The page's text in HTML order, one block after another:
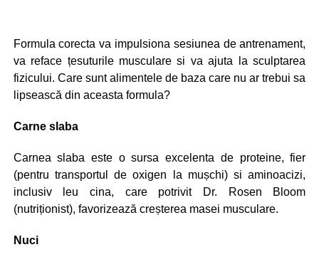
Formula corecta va impulsiona sesiunea de antrenament,
va reface țesuturile musculare si va ajuta la sculptarea
fizicului. Care sunt alimentele de baza care nu ar trebui sa
lipsească din aceasta formula?
Carne slaba
Carnea slaba este o sursa excelenta de proteine, fier
(pentru transportul de oxigen la mușchi) si aminoacizi,
inclusiv leu cina, care potrivit Dr. Rosen Bloom
(nutriționist), favorizează creșterea masei musculare.
Nuci